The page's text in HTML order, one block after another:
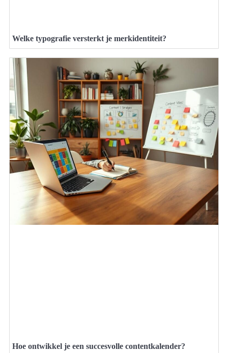
Welke typografie versterkt je merkidentiteit?
Hoe ontwikkel je een succesvolle contentkalender?